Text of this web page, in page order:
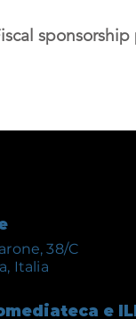
38/C
Italia
e